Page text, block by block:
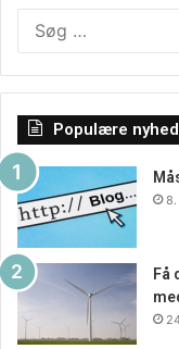
Populære
8.
Få